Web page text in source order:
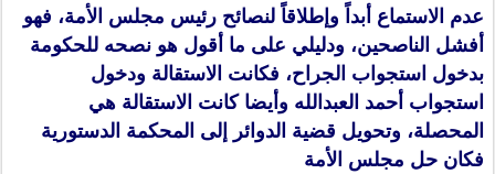
عدم الاستماع أبداً وإطلاقاً لنصائح رئيس مجلس الأمة، فهو
أفشل الناصحين، ودليلي على ما أقول هو نصحه للحكومة
بدخول استجواب الجراح، فكانت الاستقالة ودخول
استجواب أحمد العبدالله وأيضا كانت الاستقالة هي
المحصلة، وتحويل قضية الدوائر إلى المحكمة الدستورية
فكان حل مجلس الأمة